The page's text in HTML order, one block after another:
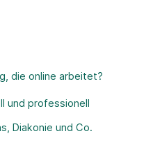
die online arbeitet?
und professionell
Diakonie und Co.